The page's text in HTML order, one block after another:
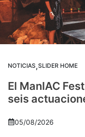
NOTICIAS,SLIDER HOME
El ManIAC
seis
05/08/2026